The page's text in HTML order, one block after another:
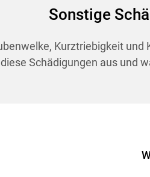
Sonstige
Kurztriebigkeit
Schädigungen aus und